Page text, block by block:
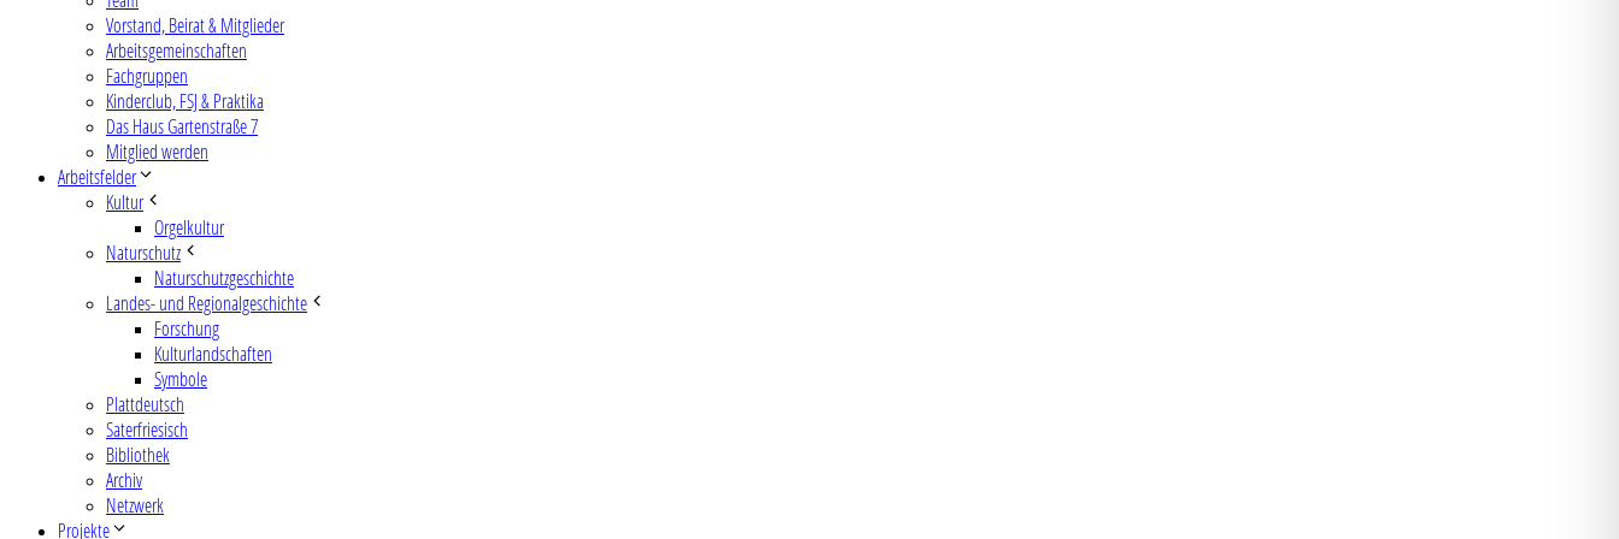
Vorstand, Beirat & Mitglieder
Arbeitsgemeinschaften
Fachgruppen
Kinderclub, FSJ & Praktika
Das Haus Gartenstraße 7
Mitglied werden
Arbeitsfelder
Kultur
Orgelkultur
Naturschutz
Naturschutzgeschichte
Landes- und Regionalgeschichte
Forschung
Kulturlandschaften
Symbole
Plattdeutsch
Saterfriesisch
Bibliothek
Archiv
Netzwerk
Projekte